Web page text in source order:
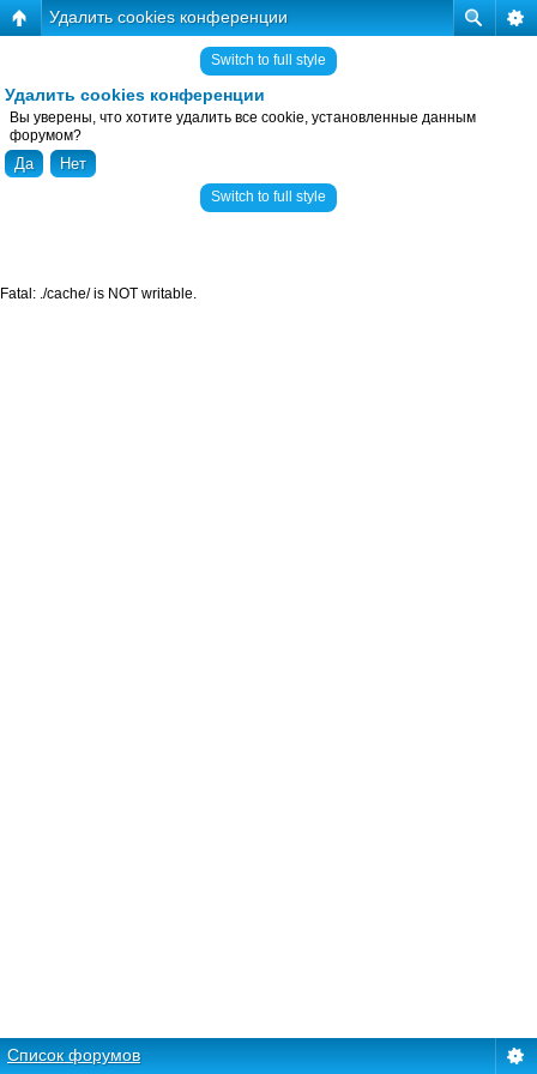
Удалить cookies конференции
Switch to full style
Удалить cookies конференции
Вы уверены, что хотите удалить все cookie, установленные данным
форумом?
Switch to full style
Список форумов
Fatal: ./cache/ is NOT writable.